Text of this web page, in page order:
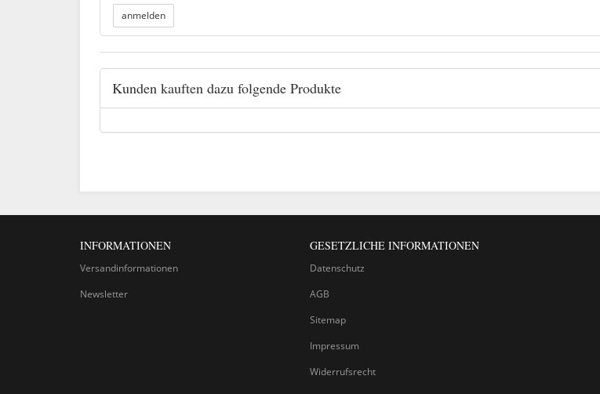
Kunden kauften dazu folgende Produkte
INFORMATIONEN
Versandinformationen
Newsletter
GESETZLICHE INFORMATIONEN
Datenschutz
AGB
Sitemap
Impressum
Widerrufsrecht